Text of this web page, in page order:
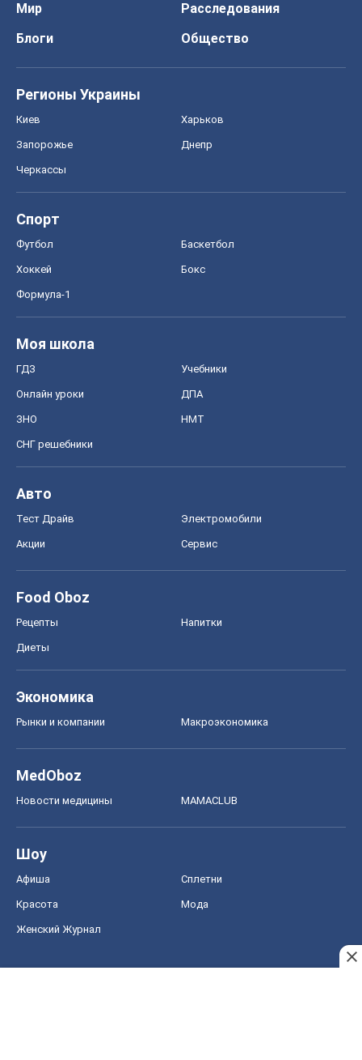
Мир
Расследования
Блоги
Общество
Регионы Украины
Киев Харьков
Запорожье Днепр
Черкассы
Спорт
Футбол Баскетбол
Хоккей Бокс
Формула-1
Моя школа
ГДЗ Учебники
Онлайн уроки ДПА
ЗНО НМТ
СНГ решебники
Авто
Тест Драйв Электромобили
Акции Сервис
Food Oboz
Рецепты Напитки
Диеты
Экономика
Рынки и компании Mакроэкономика
MedOboz
Новости медицины MAMACLUB
Шоу
Афиша Сплетни
Красота Мода
Женский Журнал